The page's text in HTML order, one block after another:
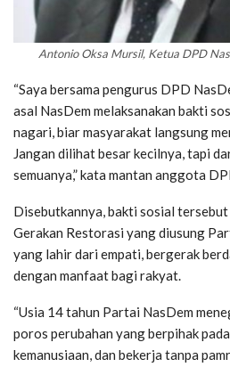
Antonio Oksa Mursil, Ketua DPD
“Saya bersama pengurus DPD
asal NasDem melaksanakan bakti
nagari, biar masyarakat langsung
Jangan dilihat besar kecilnya, tapi
semuanya,” kata mantan anggota
Disebutkannya, bakti sosial
Gerakan Restorasi yang diusung
yang lahir dari empati, bergerak
dengan manfaat bagi rakyat.
“Usia 14 tahun Partai NasDem
poros perubahan yang berpihak
kemanusiaan, dan bekerja tanpa